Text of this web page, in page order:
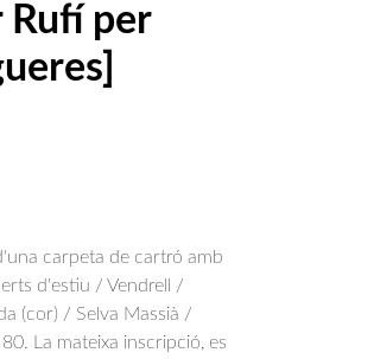
Rufí per
carpeta de cartró amb
d'estiu / Vendrell /
(cor) / Selva Massià /
La mateixa inscripció, es